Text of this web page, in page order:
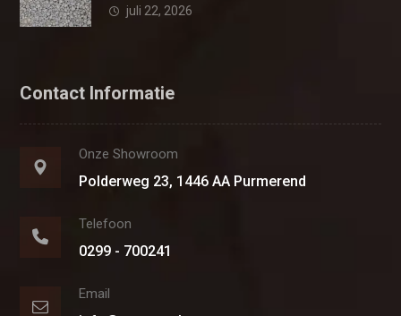
juli 22, 2026
Contact Informatie
Onze Showroom
Polderweg 23, 1446 AA Purmerend
Telefoon
0299 - 700241
Email